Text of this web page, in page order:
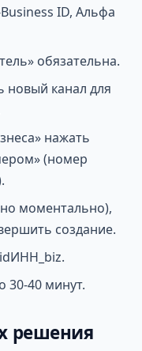
ID, Альфа
обязательна.
новый канал для
нажать
(номер
моментально),
создание.
30-40 минут.
решения